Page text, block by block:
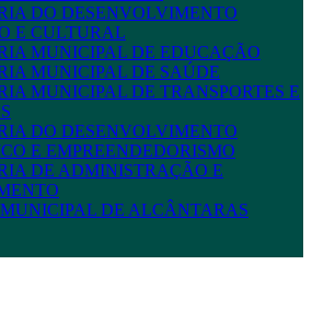
DO DESENVOLVIMENTO
E CULTURAL
MUNICIPAL DE EDUCAÇÃO
MUNICIPAL DE SAÚDE
MUNICIPAL DE TRANSPORTES E
DO DESENVOLVIMENTO
E EMPREENDEDORISMO
DE ADMINISTRAÇÃO E
DE ALCÂNTARAS